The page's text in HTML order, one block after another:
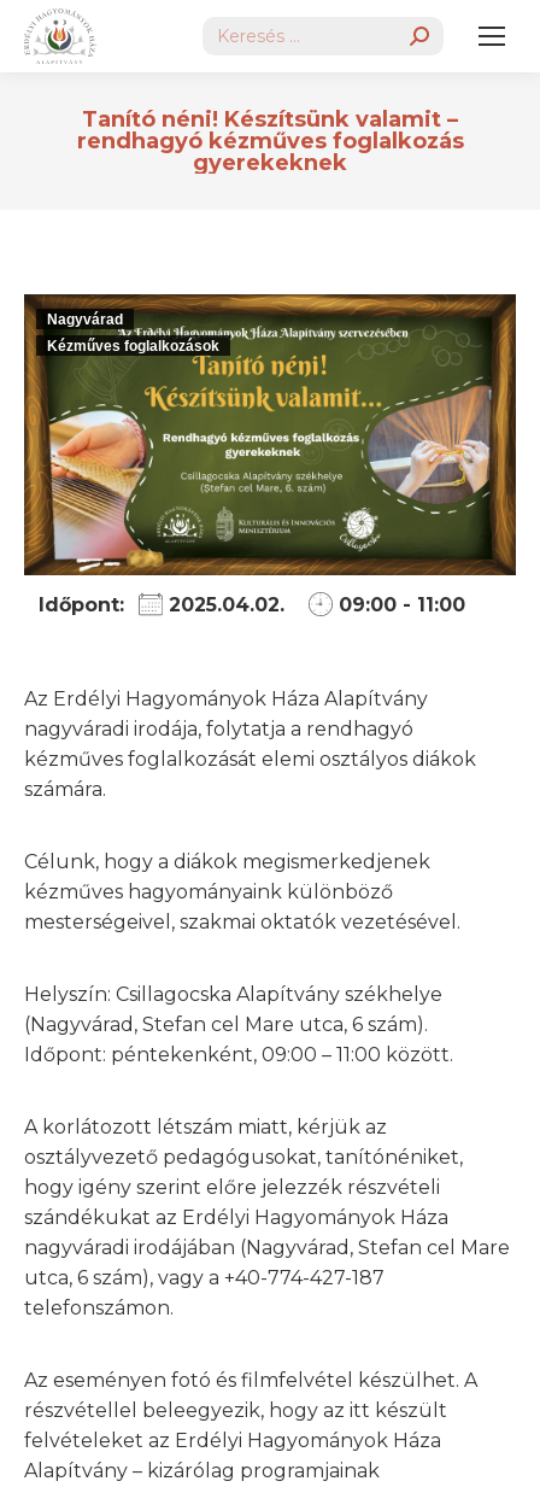
Search:
Tanító néni! Készítsünk valamit –
rendhagyó kézműves foglalkozás
gyerekeknek
Nagyvárad
Kézműves foglalkozások
Időpont: 2025.04.02. 09:00 - 11:00
Az Erdélyi Hagyományok Háza Alapítvány
nagyváradi irodája, folytatja a rendhagyó
kézműves foglalkozását elemi osztályos diákok
számára.
Célunk, hogy a diákok megismerkedjenek
kézműves hagyományaink különböző
mesterségeivel, szakmai oktatók vezetésével.
Helyszín: Csillagocska Alapítvány székhelye
(Nagyvárad, Stefan cel Mare utca, 6 szám).
Időpont: péntekenként, 09:00 – 11:00 között.
A korlátozott létszám miatt, kérjük az
osztályvezető pedagógusokat, tanítónéniket,
hogy igény szerint előre jelezzék részvételi
szándékukat az Erdélyi Hagyományok Háza
nagyváradi irodájában (Nagyvárad, Stefan cel Mare
utca, 6 szám), vagy a +40-774-427-187
telefonszámon.
Az eseményen fotó és filmfelvétel készülhet. A
részvétellel beleegyezik, hogy az itt készült
felvételeket az Erdélyi Hagyományok Háza
Alapítvány – kizárólag programjainak